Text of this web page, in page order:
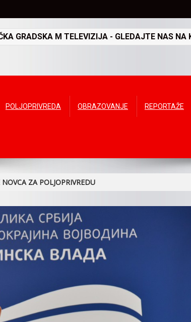
GRADSKA M TELEVIZIJA - GLEDAJTE NAS
POLJOPRIVREDA OBRAZOVANJE REPORTAŽE
ZA POLJOPRIVREDU